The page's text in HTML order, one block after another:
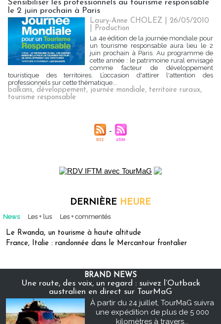
Sensibiliser les professionnels au tourisme responsable
le 2 juin prochain à Paris
Laury-Anne CHOLEZ | 26/05/2010
Production
La 4e édition de la journée mondiale pour
un tourisme responsable aura lieu le 2
juin prochain à Paris. Au programme de
cette année : le patrimoine rural envisagé
comme facteur de développement
touristique des territoires. L’occasion d'attirer l'attention des
professionnels sur cette thématique...
balkans, développement, journée mondiale, territoire ruraux,
tourisme responsable
DERNIÈRE HEURE
News Les + lus Les + commentés
Le Rwanda, un tourisme à haute altitude
France, Italie : randonnée dans le Mercantour frontalier
BRAND NEWS
Une route, des voix, un regard : suivez l’Outback
australien en direct sur TourMaG
À partir du 24 juillet, TourMaG suivra
une expédition de plus de 5 000
kilomètres à travers...